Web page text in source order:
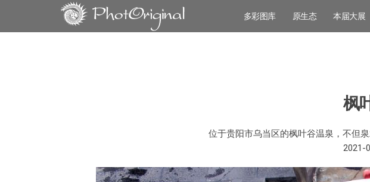
多彩图库 原生态 本届大展
枫
位于贵阳市乌当区的枫叶谷温泉，不但
2021-